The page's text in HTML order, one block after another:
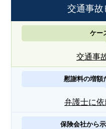
交通事故
ケー
交通事
慰謝料の増額
弁護士に依
保険会社から